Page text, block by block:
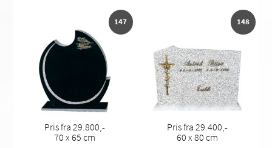
147
Pris fra 29.800,-
70 x 65 cm
148
Pris fra 29.400,-
60 x 80 cm